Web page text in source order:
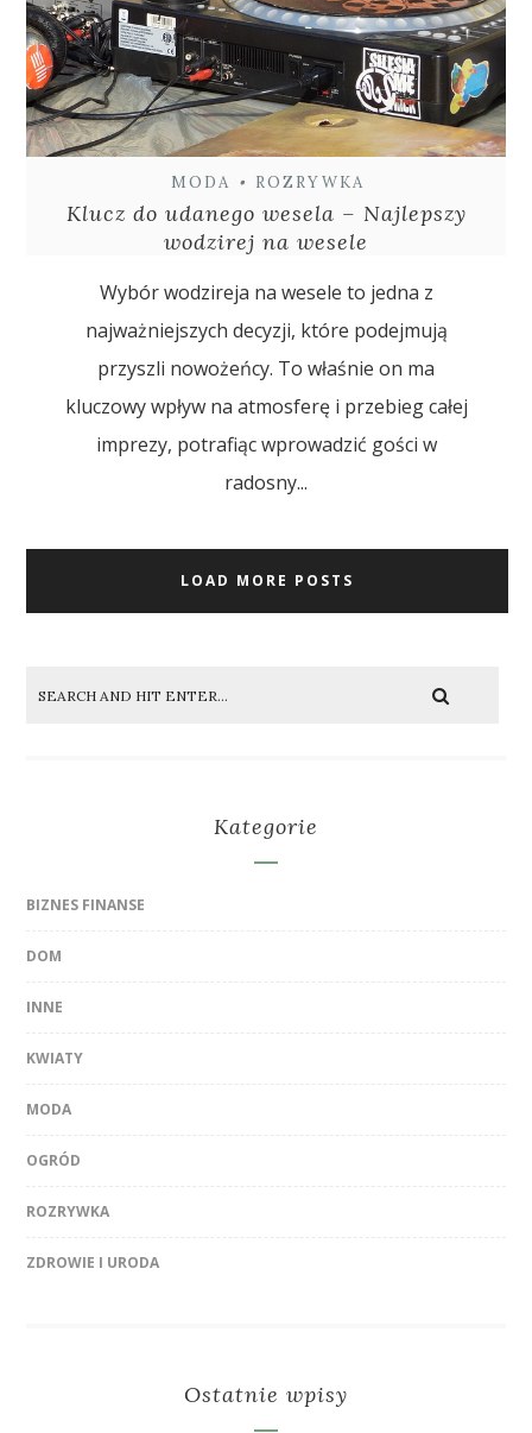
MODA • ROZRYWKA
Klucz do udanego wesela – Najlepszy
wodzirej na wesele
Wybór wodzireja na wesele to jedna z
najważniejszych decyzji, które podejmują
przyszli nowożeńcy. To właśnie on ma
kluczowy wpływ na atmosferę i przebieg całej
imprezy, potrafiąc wprowadzić gości w
radosny...
LOAD MORE POSTS
Kategorie
BIZNES FINANSE
DOM
INNE
KWIATY
MODA
OGRÓD
ROZRYWKA
ZDROWIE I URODA
Ostatnie wpisy